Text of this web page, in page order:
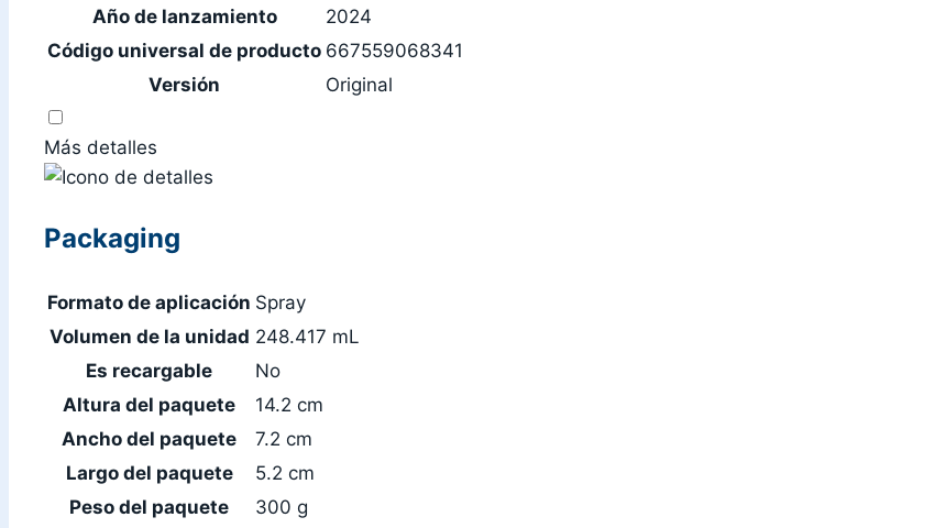
Año de lanzamiento
2024
Código universal de producto 667559068341
Versión
Original
Más detalles
Packaging
Formato de aplicación Spray
Volumen de la unidad 248.417 mL
Es recargable
No
Altura del paquete
14.2 cm
Ancho del paquete
7.2 cm
Largo del paquete
5.2 cm
Peso del paquete
300 g